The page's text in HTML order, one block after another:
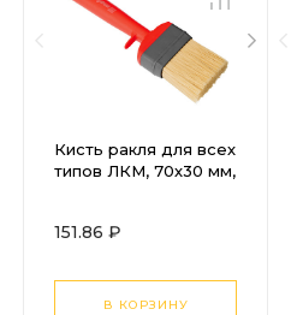
Кисть ракля для всех
типов ЛКМ, 70х30 мм,
рукоятка Matrix
151.86 ₽
В КОРЗИНУ